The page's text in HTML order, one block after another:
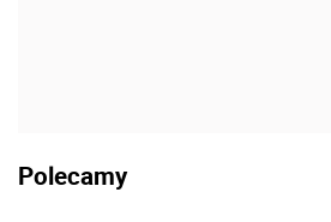
Polecamy